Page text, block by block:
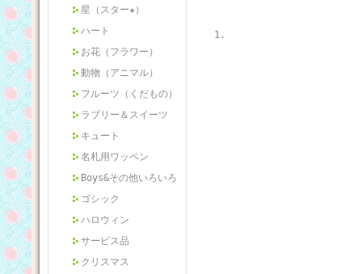
星（スター★）
ハート
お花（フラワー）
動物（アニマル）
フルーツ（くだもの）
ラブリー＆スイーツ
キュート
名札用ワッペン
Boys&その他いろいろ
ゴシック
ハロウィン
サービス品
クリスマス